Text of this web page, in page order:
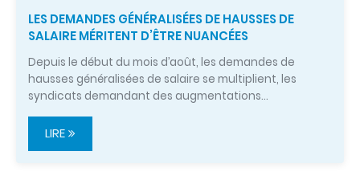
LES DEMANDES GÉNÉRALISÉES DE HAUSSES DE
SALAIRE MÉRITENT D’ÊTRE NUANCÉES
Depuis le début du mois d’août, les demandes de
hausses généralisées de salaire se multiplient, les
syndicats demandant des augmentations…
LIRE